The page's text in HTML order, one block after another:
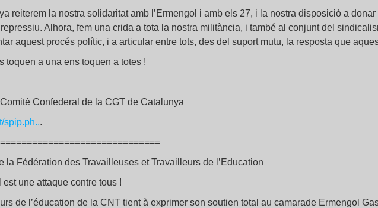
reiterem la nostra solidaritat amb l’Ermengol i amb els 27, i la nostra disposició a
Alhora, fem una crida a tota la nostra militància, i també al conjunt del
aquest procés polític, i a articular entre tots, des del suport mutu, la resposta que
toquen a una ens toquen a totes !
Confederal de la CGT de Catalunya
spip.ph...
la Fédération des Travailleuses et Travailleurs de l’Education
une attaque contre tous !
de l’éducation de la CNT tient à exprimer son soutien total au camarade Ermengol